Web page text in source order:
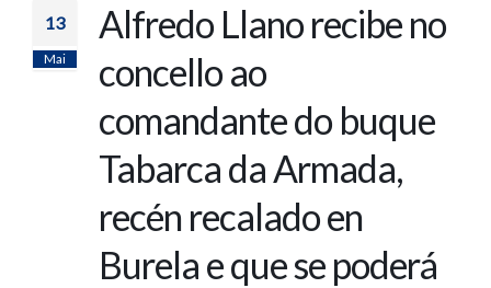
13
Mai
Alfredo Llano recibe no
concello ao
comandante do buque
Tabarca da Armada,
recén recalado en
Burela e que se poderá